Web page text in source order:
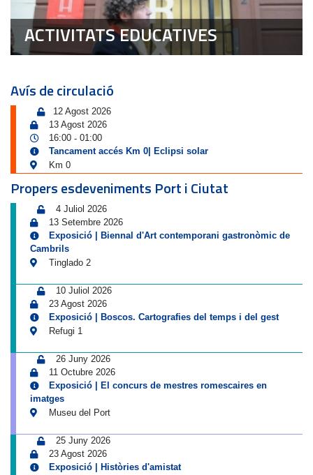
ACTIVITATS EDUCATIVES
Avís de circulació
12 Agost 2026
13 Agost 2026
16:00 - 01:00
Tancament accés Km 0| Eclipsi solar
Km 0
Propers esdeveniments Port i Ciutat
4 Juliol 2026
13 Setembre 2026
Exposició | Biennal d'Art contemporani gastronòmic de
Cambrils
Tinglado 2
10 Juliol 2026
23 Agost 2026
Exposició | Boscos. Cartografies del temps i del gest
Refugi 1
26 Juny 2026
11 Octubre 2026
Exposició | El concurs de mestres romescaires en
imatges
Museu del Port
25 Juny 2026
23 Agost 2026
Exposició | Històries d'amistat